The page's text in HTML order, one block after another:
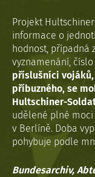
Projekt
informace o
hodnost, případná
vyznamenání,
příslušníci
příbuzného, se
Hultschiner-
udělené plné
v Berlíně. Doba
pohybuje podle
Bundesarchiv,